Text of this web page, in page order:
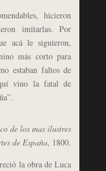
hicieron
imitarlas. Por
acá le siguieron,
más corto para
estaban faltos de
vino la fatal de
de los mas ilustres
de España, 1800.
la obra de Luca